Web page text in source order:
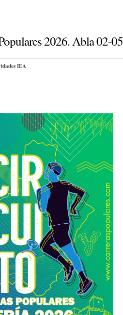
2026. Abla 02-
IEA